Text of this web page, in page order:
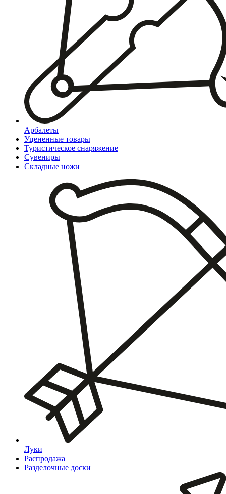
Арбалеты
Уцененные товары
Туристическое снаряжение
Сувениры
Складные ножи
Луки
Распродажа
Разделочные доски